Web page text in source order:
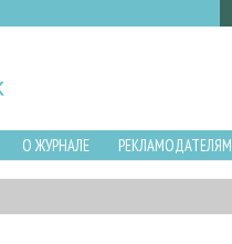
О ЖУРНАЛЕ РЕКЛАМОДАТЕЛЯМ